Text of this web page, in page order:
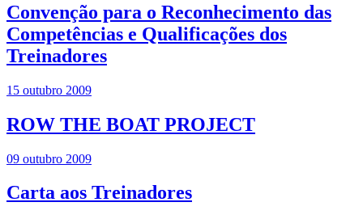
Convenção para o Reconhecimento das
Competências e Qualificações dos
Treinadores
15 outubro 2009
ROW THE BOAT PROJECT
09 outubro 2009
Carta aos Treinadores